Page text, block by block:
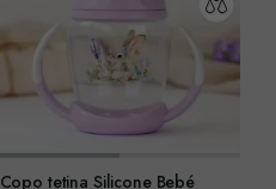
Copo tetina Silicone Bebé